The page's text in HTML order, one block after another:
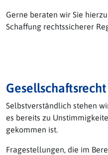
Gerne beraten wir Sie
Schaffung rechtssicherer
Gesellschaftsrecht
Selbstverständlich stehen
es bereits zu
gekommen ist.
Fragestellungen, die im